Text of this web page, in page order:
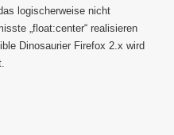
logischerweise nicht
„float:center“ realisieren
Dinosaurier Firefox 2.x wird